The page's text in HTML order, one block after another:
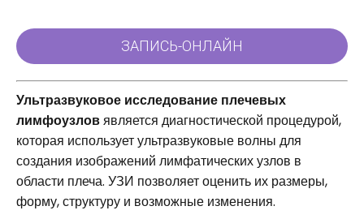
Ультразвуковое исследование плечевых
лимфоузловявляется диагностической процедурой,
которая использует ультразвуковые волны для
создания изображений лимфатических узлов в
области плеча. УЗИ позволяет оценить их размеры,
форму, структуру и возможные изменения.